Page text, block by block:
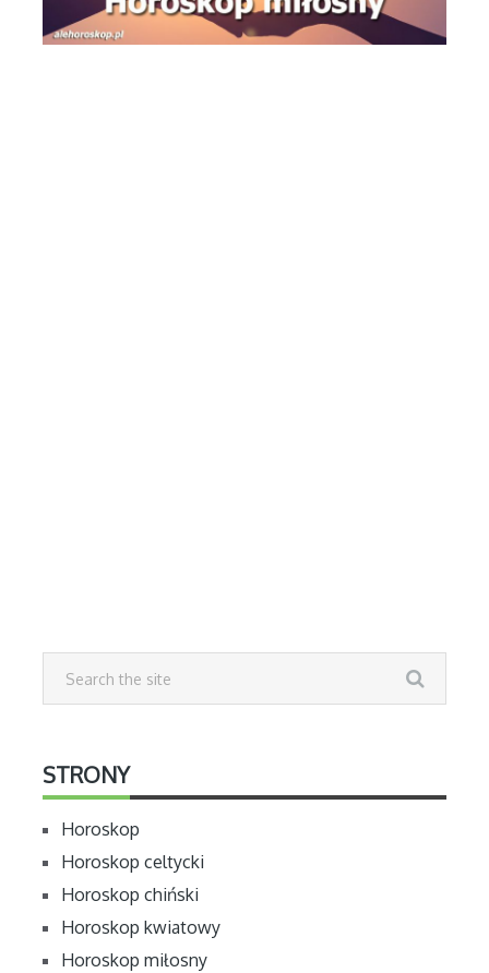
STRONY
Horoskop
Horoskop celtycki
Horoskop chiński
Horoskop kwiatowy
Horoskop miłosny